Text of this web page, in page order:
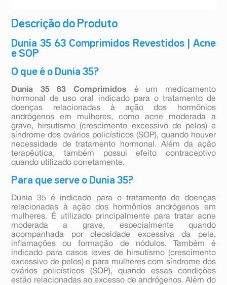
Descrição do Produto
Dunia 35 63 Comprimidos Revestidos | Acne
e SOP
O que é o Dunia 35?
Dunia 35 63 Comprimidos é um medicamento
hormonal de uso oral indicado para o tratamento de
doenças relacionadas à ação dos hormônios
andrógenos em mulheres, como acne moderada a
grave, hirsutismo (crescimento excessivo de pelos) e
síndrome dos ovários policísticos (SOP), quando houver
necessidade de tratamento hormonal. Além da ação
terapêutica, também possui efeito contraceptivo
quando utilizado corretamente.
Para que serve o Dunia 35?
Dunia 35 é indicado para o tratamento de doenças
relacionadas à ação dos hormônios andrógenos em
mulheres. É utilizado principalmente para tratar acne
moderada a grave, especialmente quando
acompanhada por oleosidade excessiva da pele,
inflamações ou formação de nódulos. Também é
indicado para casos leves de hirsutismo (crescimento
excessivo de pelos) e para mulheres com síndrome dos
ovários policísticos (SOP), quando essas condições
estão relacionadas ao excesso de andrógenos. Além do